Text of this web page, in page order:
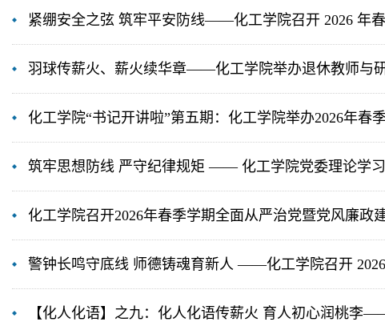
紧绷安全之弦 筑牢平安防线——化工学院召开 2026 年
羽球传薪火、薪火续华章——化工学院举办退休教师与
化工学院“书记开讲啦”第五期：化工学院举办2026年春
筑牢思想防线 严守纪律规矩 —— 化工学院党委理论学
化工学院召开2026年春季学期全面从严治党暨党风廉政
警钟长鸣守底线 师德铸魂育新人 ——化工学院召开
【化人化语】之九：化人化语传薪火 育人初心润桃李